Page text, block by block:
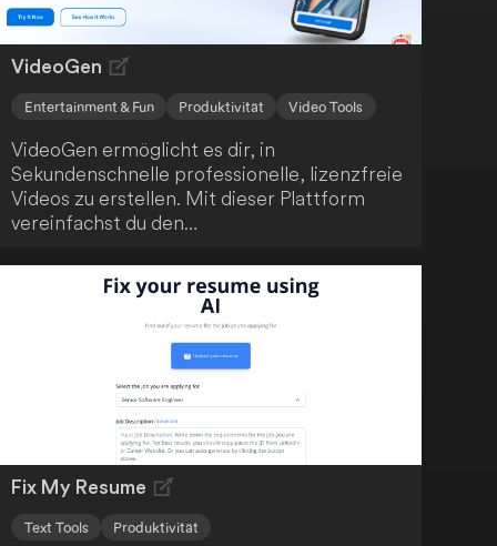
VideoGen
Entertainment & Fun Produktivität Video Tools
VideoGen ermöglicht es dir, in
Sekundenschnelle professionelle, lizenzfreie
Videos zu erstellen. Mit dieser Plattform
vereinfachst du den
zeitaufwendig und kostspielig ist. Mit nur
wenigen Klicks kannst du beeindruckende
Videos kreieren.
Fix My Resume
Text Tools Produktivität